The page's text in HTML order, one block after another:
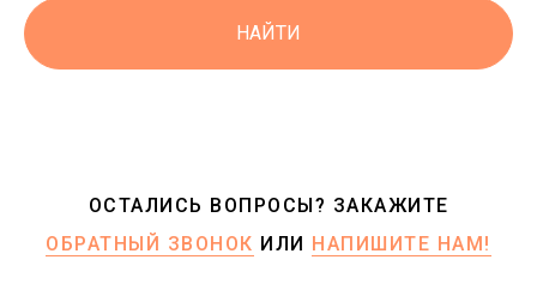
НАЙТИ
ОСТАЛИСЬ ВОПРОСЫ? ЗАКАЖИТЕ
ОБРАТНЫЙ ЗВОНОК ИЛИ НАПИШИТЕ НАМ!